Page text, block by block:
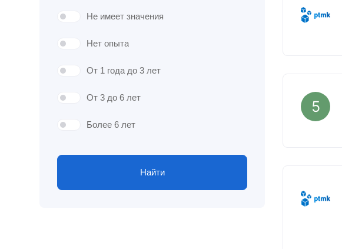
Не имеет значения
Нет опыта
От 1 года до 3 лет
От 3 до 6 лет
Более 6 лет
Найти